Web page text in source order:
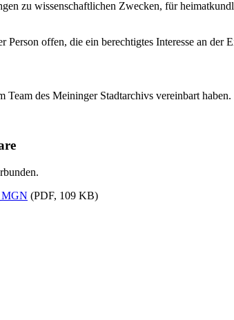
zu wissenschaftlichen Zwecken, für
Person offen, die ein berechtigtes Interesse an der
Team des Meininger Stadtarchivs vereinbart haben.
MGN (PDF, 109 KB)